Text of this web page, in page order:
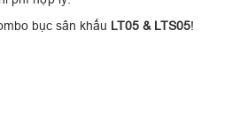
bục sân khấu LT05 & LTS05!